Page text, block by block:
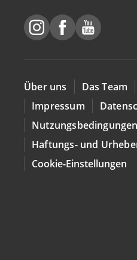
Über uns Das Team
Impressum
Nutzungsbedingungen
Haftungs- und
Cookie-Einstellungen